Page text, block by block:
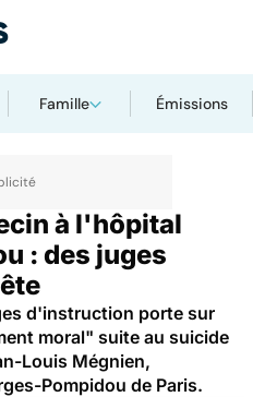
Famille Émissions
justice
à l'hôpital
: des juges
d'instruction porte sur
moral" suite au suicide
Louis Mégnien,
Pompidou de Paris.